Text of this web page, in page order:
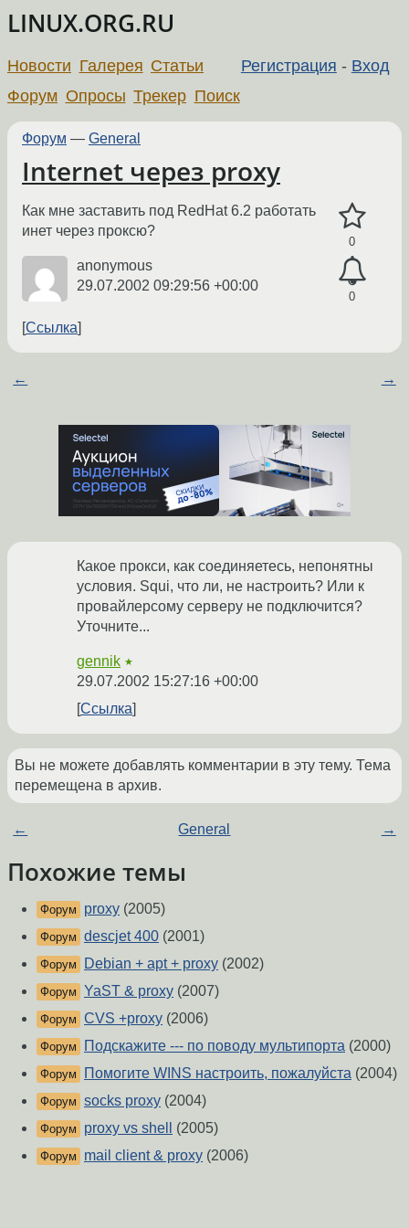
LINUX.ORG.RU
Регистрация - Вход
Новости Галерея Статьи
Форум Опросы Трекер Поиск
Форум — General
Internet через proxy
0
0
Как мне заставить под RedHat 6.2 работать
инет через проксю?
anonymous
29.07.2002 09:29:56 +00:00
Ссылка
← →
Какое прокси, как соединяетесь, непонятны
условия. Squi, что ли, не настроить? Или к
провайлерсому серверу не подключится?
Уточните...
gennik ★
29.07.2002 15:27:16 +00:00
Ссылка
Вы не можете добавлять комментарии в эту тему. Тема
перемещена в архив.
← General →
Похожие темы
Форум proxy (2005)
Форум descjet 400 (2001)
Форум Debian + apt + proxy (2002)
Форум YaST & proxy (2007)
Форум CVS +proxy (2006)
Форум Подскажите --- по поводу мультипорта (2000)
Форум Помогите WINS настроить, пожалуйста (2004)
Форум socks proxy (2004)
Форум proxy vs shell (2005)
Форум mail client & proxy (2006)